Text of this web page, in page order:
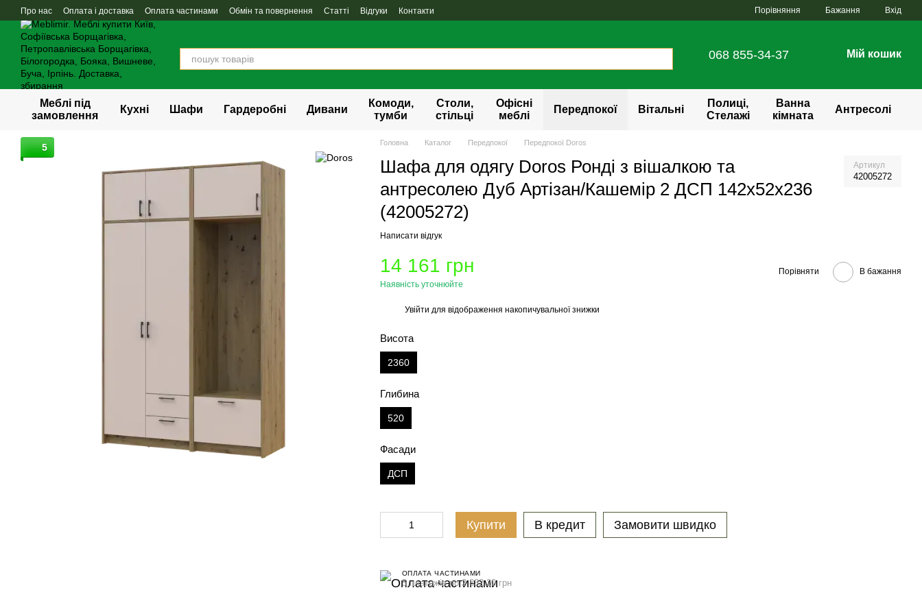
Перейти до основного контенту
Про нас Оплата і доставка Оплата частинами Обмін та повернення Статті Відгуки Контакти Порівняння Бажання Вхід
068 855-34-37 Мій кошик
Меблі під
замовлення
Кухні Шафи Гардеробні Дивани
Комоди,
тумби
Столи,
стільці
Офісні
меблі
Передпокої Вітальні
Полиці,
Стелажі
Ванна
кімната
Антресолі
5 Головна Каталог Передпокої Передпокої Doros
Шафа для одягу Doros Ронді з вішалкою та
антресолею Дуб Артізан/Кашемір 2 ДСП 142х52х236
(42005272)
Артикул
42005272
Написати відгук
14 161 грн
Наявність уточнюйте
Порівняти В бажання
Увійти для відображення накопичувальної знижки
Висота
2360
Глибина
520
Фасади
ДСП
Купити В кредит Замовити швидко
ОПЛАТА ЧАСТИНАМИ
5 платежів по 2 832.20 грн